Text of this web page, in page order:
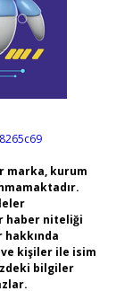
marka, kurum
haber niteliği
ve kişiler ile isim
bilgiler